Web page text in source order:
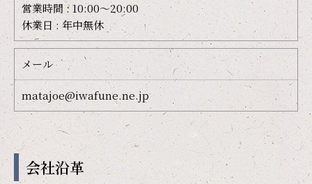
営業時間 : 10:00～20:00
休業日 : 年中無休
メール
matajoe@iwafune.ne.jp
会社沿革